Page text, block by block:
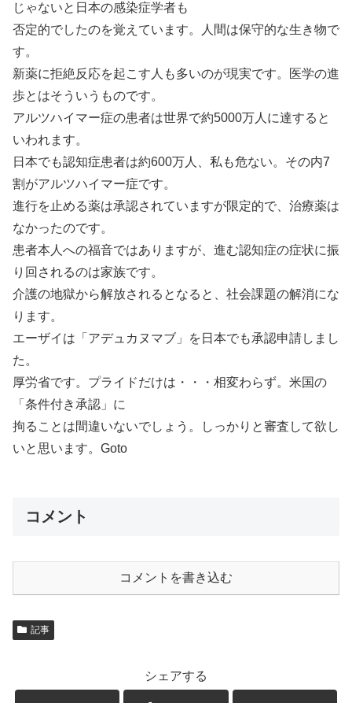
じゃないと日本の感染症学者も
否定的でしたのを覚えています。人間は保守的な生き物で
す。
新薬に拒絶反応を起こす人も多いのが現実です。医学の進
歩とはそういうものです。
アルツハイマー症の患者は世界で約5000万人に達すると
いわれます。
日本でも認知症患者は約600万人、私も危ない。その内7
割がアルツハイマー症です。
進行を止める薬は承認されていますが限定的で、治療薬は
なかったのです。
患者本人への福音ではありますが、進む認知症の症状に振
り回されるのは家族です。
介護の地獄から解放されるとなると、社会課題の解消にな
ります。
エーザイは「アデュカヌマブ」を日本でも承認申請しまし
た。
厚労省です。プライドだけは・・・相変わらず。米国の
「条件付き承認」に
拘ることは間違いないでしょう。しっかりと審査して欲し
いと思います。Goto
コメント
コメントを書き込む
記事
シェアする